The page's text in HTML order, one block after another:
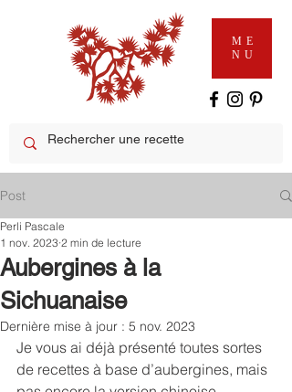
ME
NU
Post
Aubergines à la
Sichuanaise
Perli Pascale
1 nov. 2023 2 min de lecture
Dernière mise à jour : 5 nov. 2023
Je vous ai déjà présenté toutes sortes
de recettes à base d’aubergines, mais